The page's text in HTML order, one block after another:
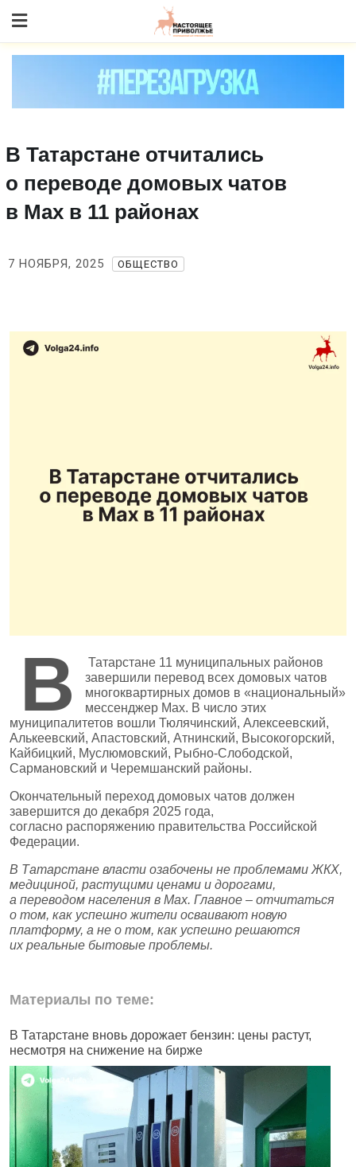
to content
В Татарстане отчитались
о переводе домовых чатов
в Max в 11 районах
7 НОЯБРЯ, 2025 ОБЩЕСТВО
В
Татарстане 11 муниципальных районов
завершили перевод всех домовых чатов
многоквартирных домов в «национальный»
мессенджер Max. В число этих
муниципалитетов вошли Тюлячинский, Алексеевский,
Алькеевский, Апастовский, Атнинский, Высокогорский,
Кайбицкий, Муслюмовский, Рыбно‑Слободской,
Сармановский и Черемшанский районы.
Окончательный переход домовых чатов должен
завершится до декабря 2025 года,
согласно распоряжению правительства Российской
Федерации.
В Татарстане власти озабочены не проблемами ЖКХ,
медициной, растущими ценами и дорогами,
а переводом населения в Max. Главное – отчитаться
о том, как успешно жители осваивают новую
платформу, а не о том, как успешно решаются
их реальные бытовые проблемы.
Материалы по теме:
В Татарстане вновь дорожает бензин: цены растут,
несмотря на снижение на бирже